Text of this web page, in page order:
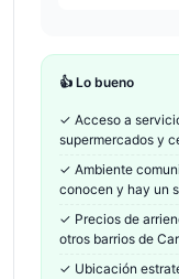
👍 Lo bueno
✓ Acceso a
supermercados y
✓ Ambiente
conocen y hay un
✓ Precios de
otros barrios de
✓ Ubicación